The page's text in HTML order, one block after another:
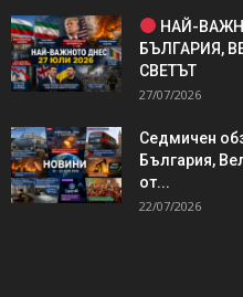
НАЙ-
БЪЛГАРИЯ,
СВЕТЪТ
27/07/2026
Седмичен
България,
от...
22/07/2026